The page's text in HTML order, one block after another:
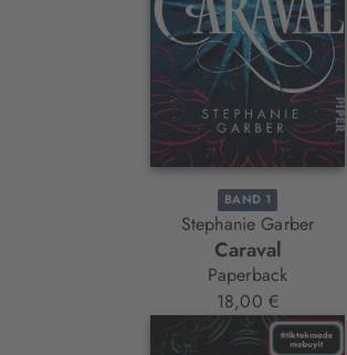
BAND 1
Stephanie Garber
Caraval
Paperback
18,00 €